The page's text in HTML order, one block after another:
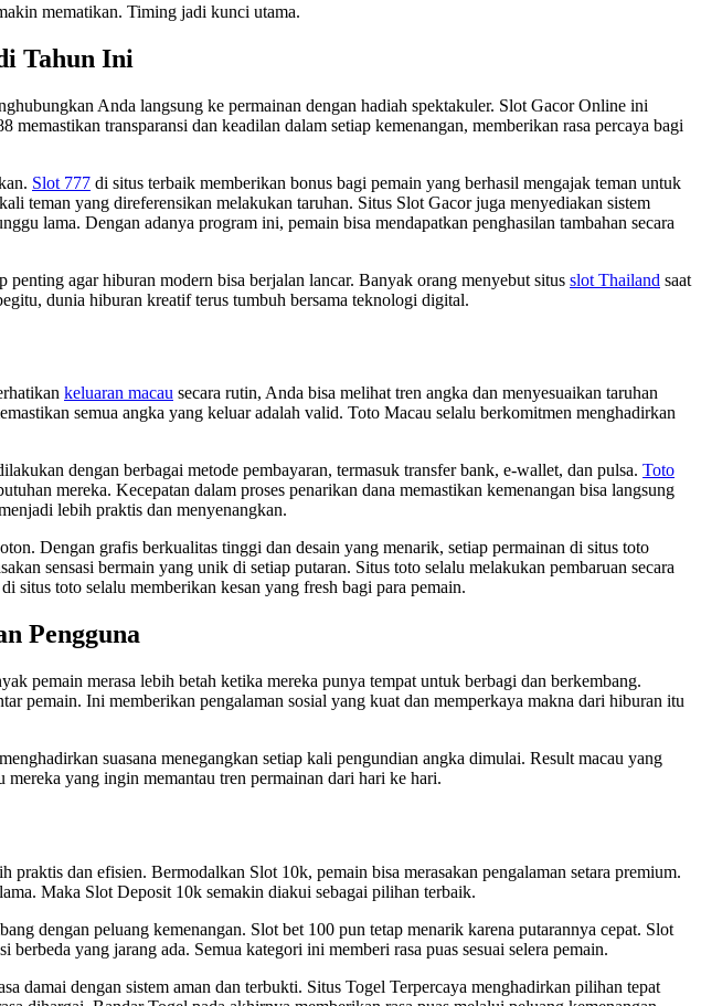
mematikan. Timing jadi kunci utama.
Tahun Ini
Anda langsung ke permainan dengan hadiah spektakuler. Slot Gacor Online ini
transparansi dan keadilan dalam setiap kemenangan, memberikan rasa percaya bagi
Slot 777 di situs terbaik memberikan bonus bagi pemain yang berhasil mengajak teman untuk
teman yang direferensikan melakukan taruhan. Situs Slot Gacor juga menyediakan sistem
lama. Dengan adanya program ini, pemain bisa mendapatkan penghasilan tambahan secara
agar hiburan modern bisa berjalan lancar. Banyak orang menyebut situs slot Thailand saat
dunia hiburan kreatif terus tumbuh bersama teknologi digital.
keluaran macau secara rutin, Anda bisa melihat tren angka dan menyesuaikan taruhan
semua angka yang keluar adalah valid. Toto Macau selalu berkomitmen menghadirkan
dengan berbagai metode pembayaran, termasuk transfer bank, e-wallet, dan pulsa. Toto
mereka. Kecepatan dalam proses penarikan dana memastikan kemenangan bisa langsung
lebih praktis dan menyenangkan.
Dengan grafis berkualitas tinggi dan desain yang menarik, setiap permainan di situs toto
sensasi bermain yang unik di setiap putaran. Situs toto selalu melakukan pembaruan secara
situs toto selalu memberikan kesan yang fresh bagi para pemain.
Pengguna
pemain merasa lebih betah ketika mereka punya tempat untuk berbagi dan berkembang.
pemain. Ini memberikan pengalaman sosial yang kuat dan memperkaya makna dari hiburan itu
menghadirkan suasana menegangkan setiap kali pengundian angka dimulai. Result macau yang
yang ingin memantau tren permainan dari hari ke hari.
praktis dan efisien. Bermodalkan Slot 10k, pemain bisa merasakan pengalaman setara premium.
Maka Slot Deposit 10k semakin diakui sebagai pilihan terbaik.
dengan peluang kemenangan. Slot bet 100 pun tetap menarik karena putarannya cepat. Slot
yang jarang ada. Semua kategori ini memberi rasa puas sesuai selera pemain.
damai dengan sistem aman dan terbukti. Situs Togel Terpercaya menghadirkan pilihan tepat